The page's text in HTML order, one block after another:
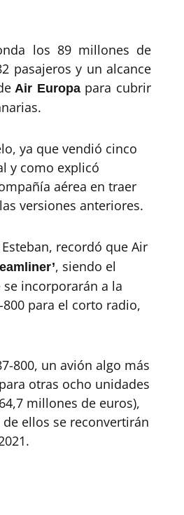
los 89 millones de
pasajeros y un alcance
Air Europapara cubrir
ya que vendió cinco
y como explicó
aérea en traer
versiones anteriores.
recordó que Air
, siendo el
incorporarán a la
para el corto radio,
800, un avión algo más
otras ocho unidades
millones de euros),
ellos se reconvertirán